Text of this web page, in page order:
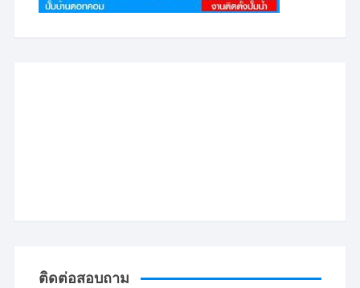
ติดต่อสอบถาม